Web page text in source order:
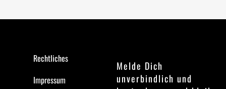
Rechtliches
Impressum
Melde Dich
unverbindlich und